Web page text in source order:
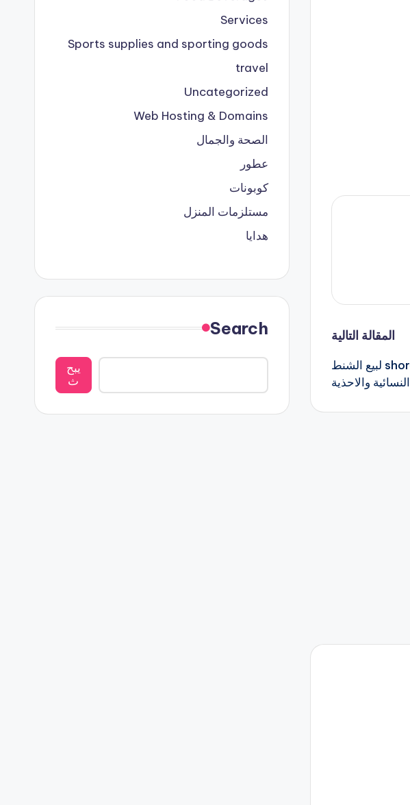
المقالة التالية
كود خصم شروق الخليجية shorook gul لبيع الشنط
النسائية والاحذية
Services
Sports supplies and sporting goods
travel
Uncategorized
Web Hosting & Domains
الصحة والجمال
عطور
كوبونات
مستلزمات المنزل
هدايا
Search
يبح
ث